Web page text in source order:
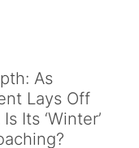
As
Lays Off
Its ‘Winter’